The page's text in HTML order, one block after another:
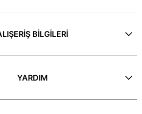
BİLGİLERİ
YARDIM